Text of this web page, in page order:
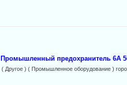
Промышленный предохранитель 6A
( Другое ) ( Промышленное оборудование )